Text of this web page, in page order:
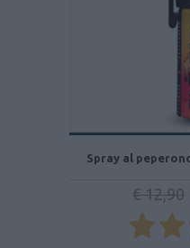
Spray al
€ 12,90